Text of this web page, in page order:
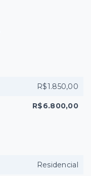
R$1.850,00
R$6.800,00
Residencial